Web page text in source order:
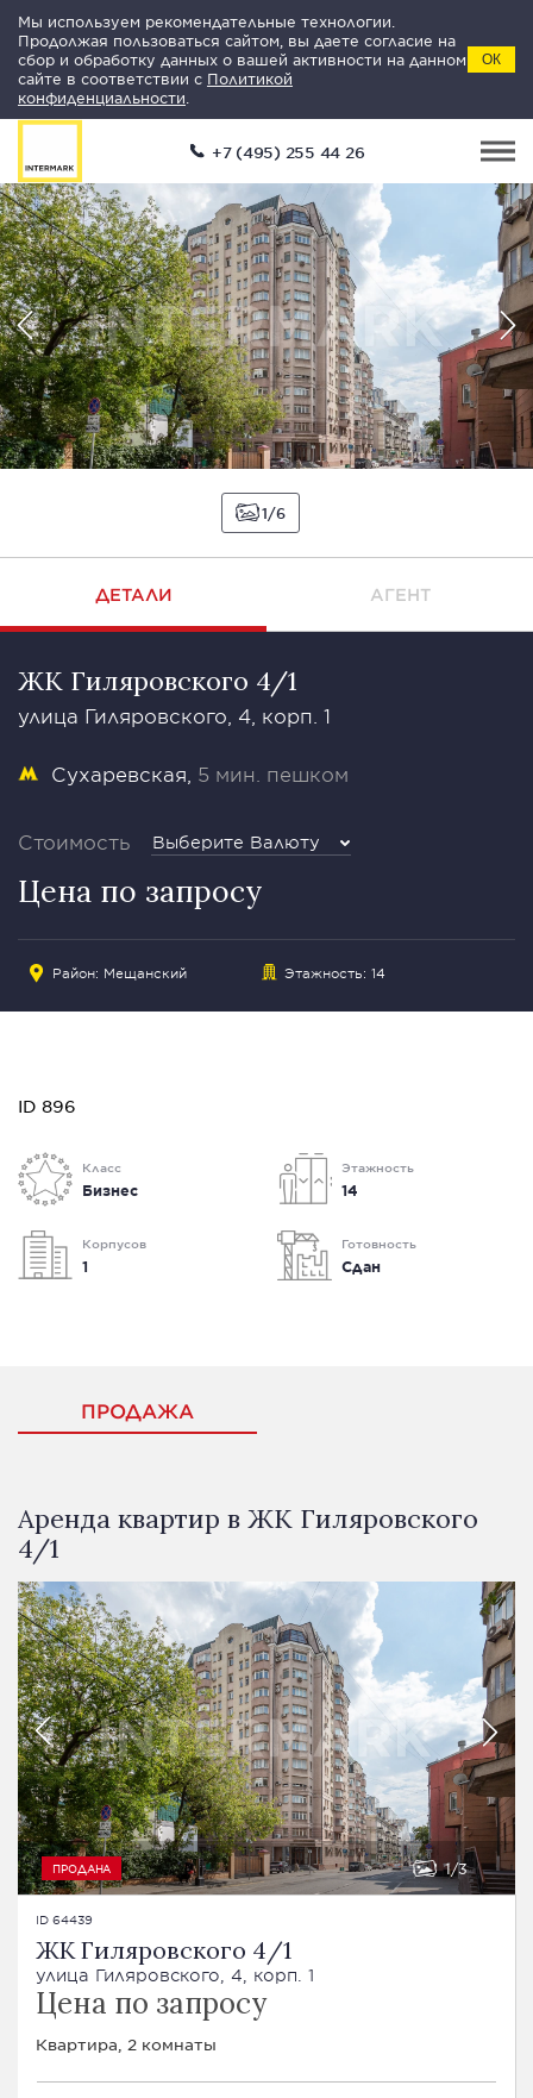
Мы используем рекомендательные технологии.
Продолжая пользоваться сайтом, вы даете согласие на
сбор и обработку данных о вашей активности на данном
сайте в соответствии с Политикой
конфиденциальности
ОК
+7 (495) 255 44 26
1 6
ДЕТАЛИ АГЕНТ
ЖК Гиляровского 4/1
улица Гиляровского, 4, корп. 1
Сухаревская 5 мин. пешком
Стоимость Выберите Валюту
Цена по запросу
Район: Мещанский Этажность: 14
ID 896
Класс
Бизнес
Этажность
14
Корпусов
1
Готовность
Сдан
ПРОДАЖА
Аренда квартир в ЖК Гиляровского
4/1
ПРОДАНА 1 3
ID 64439
ЖК Гиляровского 4/1
улица Гиляровского, 4, корп. 1
Цена по запросу
Квартира, 2 комнаты